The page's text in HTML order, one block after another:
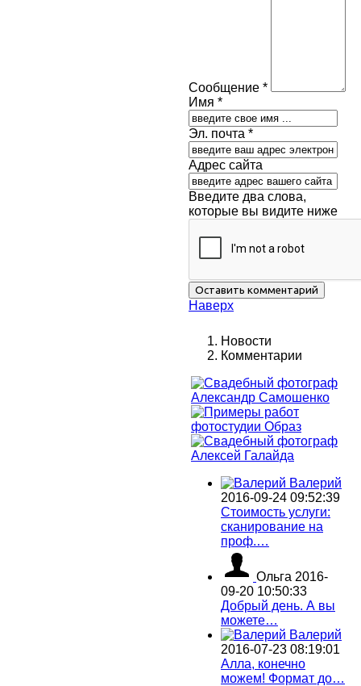
Сообщение *
Имя *
Эл. почта *
Адрес сайта
Введите два слова,
которые вы видите ниже
Наверх
Новости
Комментарии
Валерий
2016-09-24 09:52:39
Стоимость услуги:
сканирование на
проф.…
Ольга 2016-
09-20 10:50:33
Добрый день. А вы
можете…
Валерий
2016-07-23 08:19:01
Алла, конечно
можем! Формат до…